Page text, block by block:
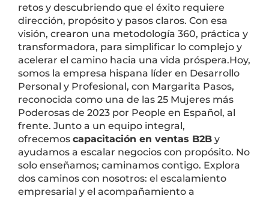
retos y descubriendo que el éxito requiere
dirección, propósito y pasos claros. Con esa
visión, crearon una metodología 360, práctica y
transformadora, para simplificar lo complejo y
acelerar el camino hacia una vida próspera.Hoy,
somos la empresa hispana líder en Desarrollo
Personal y Profesional, con Margarita Pasos,
reconocida como una de las 25 Mujeres más
Poderosas de 2023 por People en Español, al
frente. Junto a un equipo integral,
ofrecemos capacitación en ventas B2B y
ayudamos a escalar negocios con propósito. No
solo enseñamos; caminamos contigo. Explora
dos caminos con nosotros: el escalamiento
empresarial y el acompañamiento a